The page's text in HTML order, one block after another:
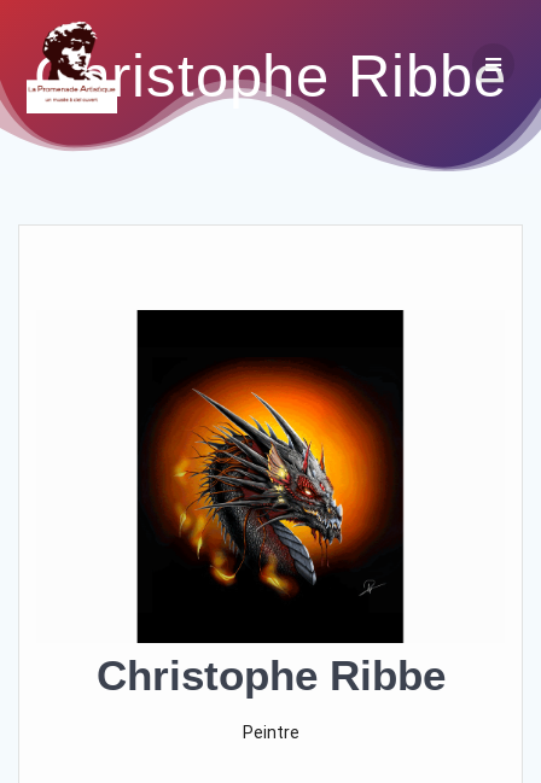
Christophe Ribbe
Christophe Ribbe
Peintre